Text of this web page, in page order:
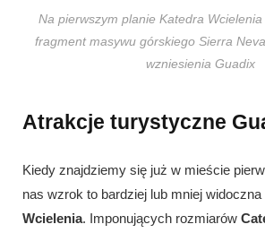
Na pierwszym planie Katedra
fragment masywu górskiego Sierra
wzniesienia Guadix
Atrakcje turystyczne
Kiedy znajdziemy się już w mieście
nas wzrok to bardziej lub mniej widoczna
Wcielenia. Imponujących rozmiarów